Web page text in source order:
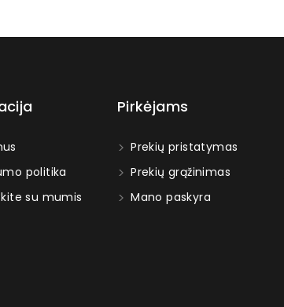
politika
su mumis
Pirkėjams
Prekių pristatymas
Prekių grąžinimas
Mano paskyra